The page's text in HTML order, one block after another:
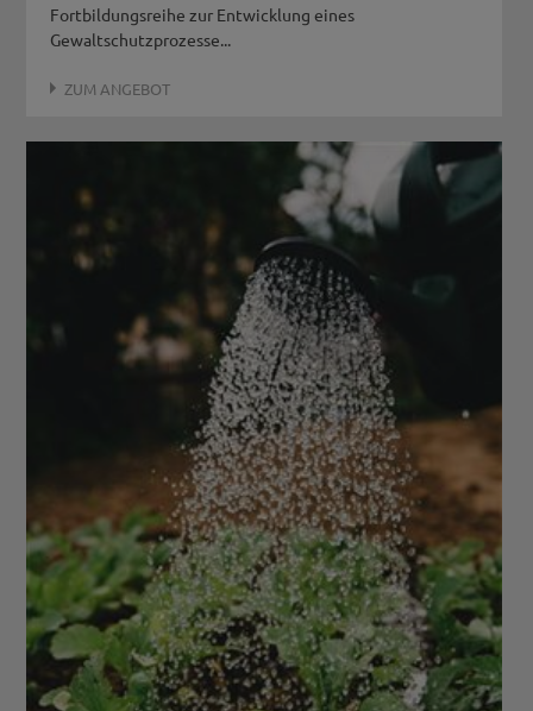
Fortbildungsreihe zur Entwicklung eines
Gewaltschutzprozesse...
ZUM ANGEBOT